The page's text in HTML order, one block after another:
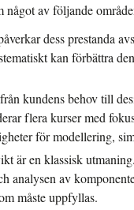
av följande
dess prestanda
kan förbättra
kundens behov till
flera kurser med
för modellering,
är en klassisk
analysen av
måste uppfyllas.